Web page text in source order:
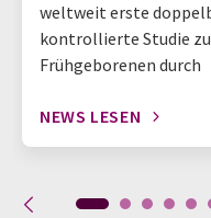
weltweit erste
kontrollierte Studie
Frühgeborenen durch
NEWS LESEN